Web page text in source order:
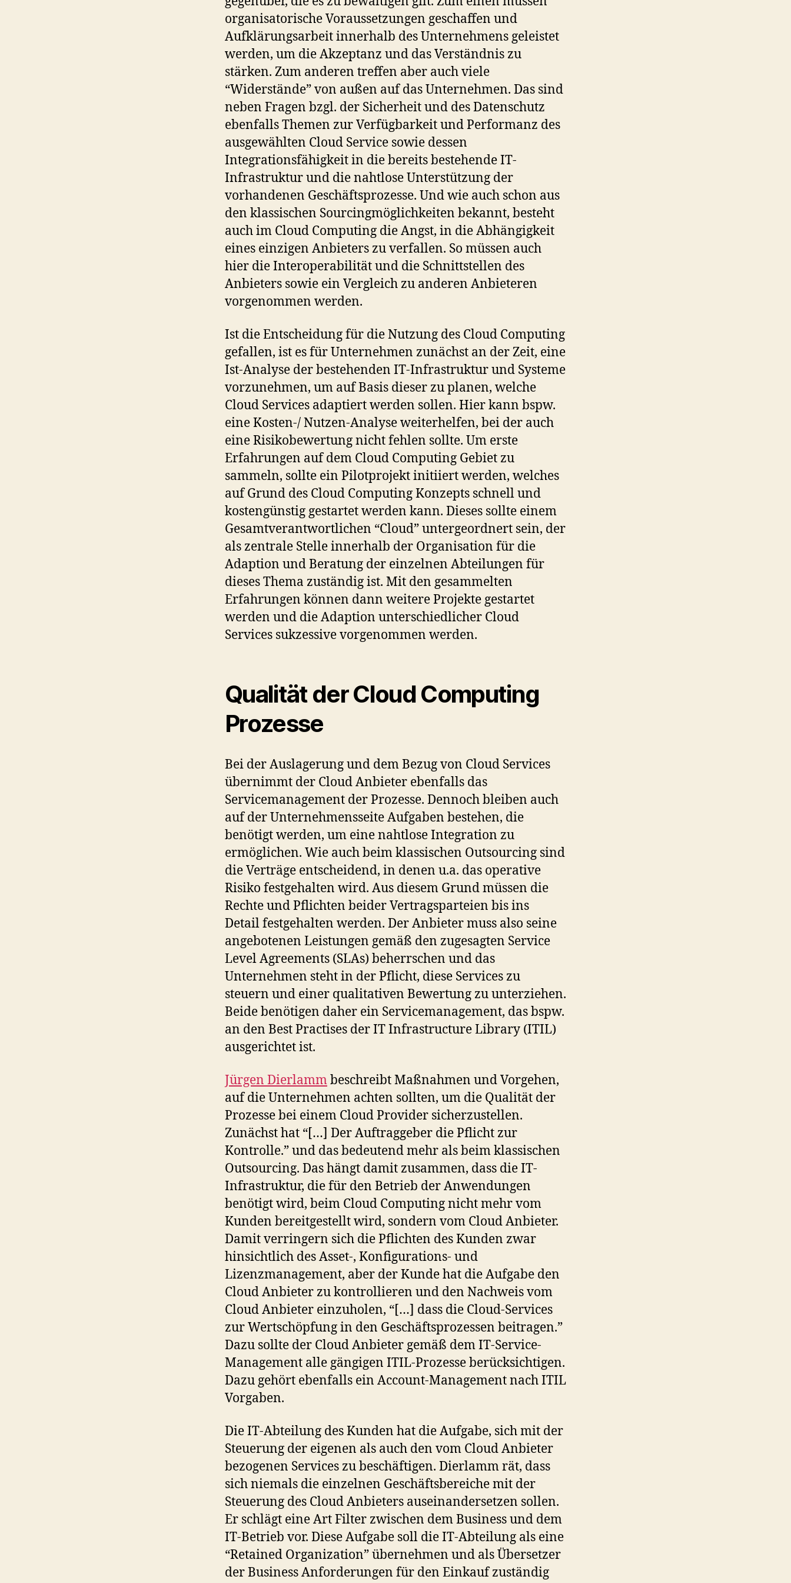
organisatorische Voraussetzungen geschaffen und
Aufklärungsarbeit innerhalb des Unternehmens geleistet
werden, um die Akzeptanz und das Verständnis zu
stärken. Zum anderen treffen aber auch viele
“Widerstände” von außen auf das Unternehmen. Das sind
neben Fragen bzgl. der Sicherheit und des Datenschutz
ebenfalls Themen zur Verfügbarkeit und Performanz des
ausgewählten Cloud Service sowie dessen
Integrationsfähigkeit in die bereits bestehende IT-
Infrastruktur und die nahtlose Unterstützung der
vorhandenen Geschäftsprozesse. Und wie auch schon aus
den klassischen Sourcingmöglichkeiten bekannt, besteht
auch im Cloud Computing die Angst, in die Abhängigkeit
eines einzigen Anbieters zu verfallen. So müssen auch
hier die Interoperabilität und die Schnittstellen des
Anbieters sowie ein Vergleich zu anderen Anbieteren
vorgenommen werden.
Ist die Entscheidung für die Nutzung des Cloud Computing
gefallen, ist es für Unternehmen zunächst an der Zeit, eine
Ist-Analyse der bestehenden IT-Infrastruktur und Systeme
vorzunehmen, um auf Basis dieser zu planen, welche
Cloud Services adaptiert werden sollen. Hier kann bspw.
eine Kosten-/ Nutzen-Analyse weiterhelfen, bei der auch
eine Risikobewertung nicht fehlen sollte. Um erste
Erfahrungen auf dem Cloud Computing Gebiet zu
sammeln, sollte ein Pilotprojekt initiiert werden, welches
auf Grund des Cloud Computing Konzepts schnell und
kostengünstig gestartet werden kann. Dieses sollte einem
Gesamtverantwortlichen “Cloud” untergeordnert sein, der
als zentrale Stelle innerhalb der Organisation für die
Adaption und Beratung der einzelnen Abteilungen für
dieses Thema zuständig ist. Mit den gesammelten
Erfahrungen können dann weitere Projekte gestartet
werden und die Adaption unterschiedlicher Cloud
Services sukzessive vorgenommen werden.
Qualität der Cloud Computing
Prozesse
Bei der Auslagerung und dem Bezug von Cloud Services
übernimmt der Cloud Anbieter ebenfalls das
Servicemanagement der Prozesse. Dennoch bleiben auch
auf der Unternehmensseite Aufgaben bestehen, die
benötigt werden, um eine nahtlose Integration zu
ermöglichen. Wie auch beim klassischen Outsourcing sind
die Verträge entscheidend, in denen u.a. das operative
Risiko festgehalten wird. Aus diesem Grund müssen die
Rechte und Pflichten beider Vertragsparteien bis ins
Detail festgehalten werden. Der Anbieter muss also seine
angebotenen Leistungen gemäß den zugesagten Service
Level Agreements (SLAs) beherrschen und das
Unternehmen steht in der Pflicht, diese Services zu
steuern und einer qualitativen Bewertung zu unterziehen.
Beide benötigen daher ein Servicemanagement, das bspw.
an den Best Practises der IT Infrastructure Library (ITIL)
ausgerichtet ist.
Jürgen Dierlammbeschreibt Maßnahmen und Vorgehen,
auf die Unternehmen achten sollten, um die Qualität der
Prozesse bei einem Cloud Provider sicherzustellen.
Zunächst hat “[…] Der Auftraggeber die Pflicht zur
Kontrolle.” und das bedeutend mehr als beim klassischen
Outsourcing. Das hängt damit zusammen, dass die IT-
Infrastruktur, die für den Betrieb der Anwendungen
benötigt wird, beim Cloud Computing nicht mehr vom
Kunden bereitgestellt wird, sondern vom Cloud Anbieter.
Damit verringern sich die Pflichten des Kunden zwar
hinsichtlich des Asset-, Konfigurations- und
Lizenzmanagement, aber der Kunde hat die Aufgabe den
Cloud Anbieter zu kontrollieren und den Nachweis vom
Cloud Anbieter einzuholen, “[…] dass die Cloud-Services
zur Wertschöpfung in den Geschäftsprozessen beitragen.”
Dazu sollte der Cloud Anbieter gemäß dem IT-Service-
Management alle gängigen ITIL-Prozesse berücksichtigen.
Dazu gehört ebenfalls ein Account-Management nach ITIL
Vorgaben.
Die IT-Abteilung des Kunden hat die Aufgabe, sich mit der
Steuerung der eigenen als auch den vom Cloud Anbieter
bezogenen Services zu beschäftigen. Dierlamm rät, dass
sich niemals die einzelnen Geschäftsbereiche mit der
Steuerung des Cloud Anbieters auseinandersetzen sollen.
Er schlägt eine Art Filter zwischen dem Business und dem
IT-Betrieb vor. Diese Aufgabe soll die IT-Abteilung als eine
“Retained Organization” übernehmen und als Übersetzer
der Business Anforderungen für den Einkauf zuständig